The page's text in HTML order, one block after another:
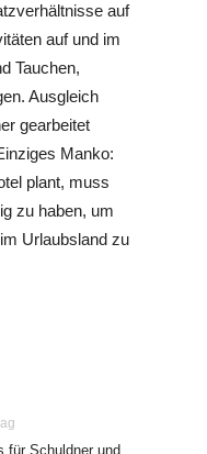
auf
auf und im
Tauchen,
Ausgleich
gearbeitet
Manko:
plant, muss
zu haben, um
Urlaubsland zu
für Schuldner und